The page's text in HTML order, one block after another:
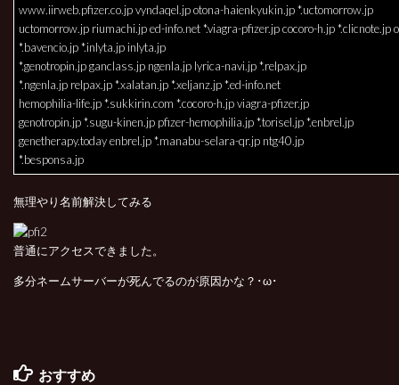
www.iirweb.pfizer.co.jp vyndaqel.jp otona-haienkyukin.jp *.uctomorrow.jp
uctomorrow.jp riumachi.jp ed-info.net *.viagra-pfizer.jp cocoro-h.jp *.clicnote.jp
*.bavencio.jp *.inlyta.jp inlyta.jp
*.genotropin.jp ganclass.jp ngenla.jp lyrica-navi.jp *.relpax.jp
*.ngenla.jp relpax.jp *.xalatan.jp *.xeljanz.jp *.ed-info.net
hemophilia-life.jp *.sukkirin.com *.cocoro-h.jp viagra-pfizer.jp
genotropin.jp *.sugu-kinen.jp pfizer-hemophilia.jp *.torisel.jp *.enbrel.jp
genetherapy.today enbrel.jp *.manabu-selara-qr.jp ntg40.jp
*.besponsa.jp
無理やり名前解決してみる
普通にアクセスできました。
多分ネームサーバーが死んでるのが原因かな？･ω･
おすすめ